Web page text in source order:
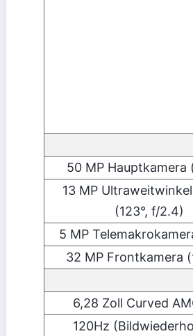
50 MP Hauptkamera
13 MP
(123°, f/2.4)
5 MP
32 MP Frontkamera
6,28 Zoll Curved
120Hz